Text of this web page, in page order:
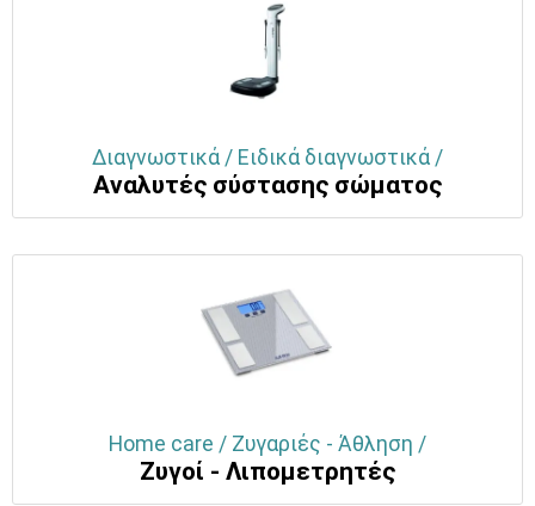
Διαγνωστικά / Ειδικά διαγνωστικά /
Aναλυτές σύστασης σώματος
Home care / Ζυγαριές - Άθληση /
Ζυγοί - Λιπομετρητές